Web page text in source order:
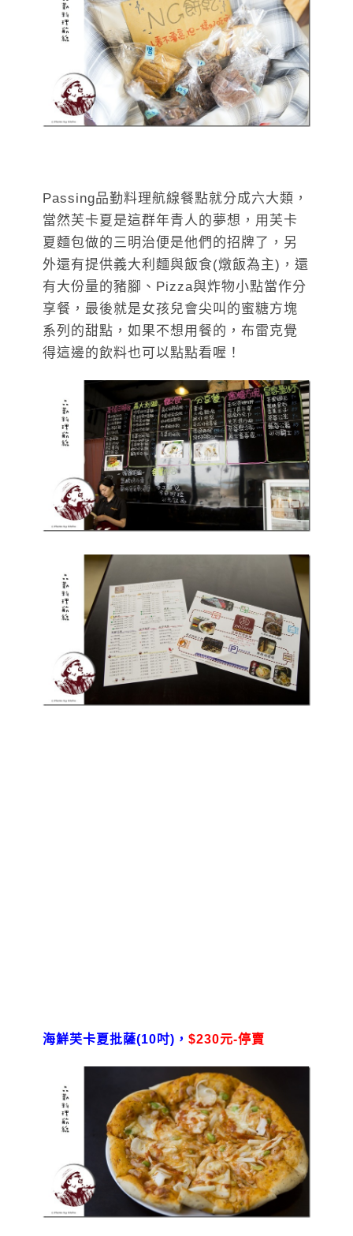
Passing品勤料理航線餐點就分成六大類，
當然芙卡夏是這群年青人的夢想，用芙卡
夏麵包做的三明治便是他們的招牌了，另
外還有提供義大利麵與飯食(燉飯為主)，還
有大份量的豬腳、Pizza與炸物小點當作分
享餐，最後就是女孩兒會尖叫的蜜糖方塊
系列的甜點，如果不想用餐的，布雷克覺
得這邊的飲料也可以點點看喔！
海鮮芙卡夏批薩(10吋)， $230元-停賣